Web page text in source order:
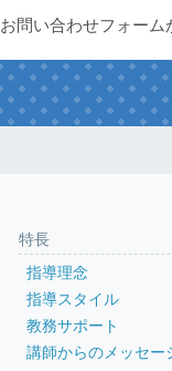
お問い合わせフォーム
特長
指導理念
指導スタイル
教務サポート
講師からのメッセー